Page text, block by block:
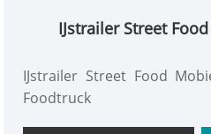
IJstrailer Street
IJstrailer Street Food
Foodtruck